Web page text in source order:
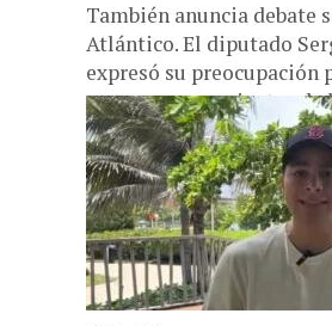
También anuncia debate
Atlántico. El diputado
expresó su preocupación
recursos provenientes de